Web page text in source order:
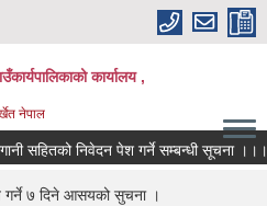
कार्यालय ,
नेपाल
सहितको निवेदन पेश गर्ने सम्बन्धी सूचना ।।।
गर्ने ७ दिने आसयको सुचना ।